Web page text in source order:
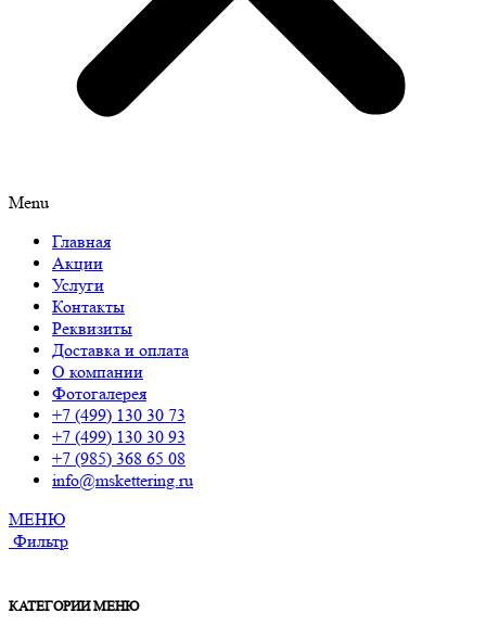
Menu
Главная
Акции
Услуги
Контакты
Реквизиты
Доставка и оплата
О компании
Фотогалерея
+7 (499) 130 30 73
+7 (499) 130 30 93
+7 (985) 368 65 08
info@mskettering.ru
МЕНЮ
Фильтр
КАТЕГОРИИ МЕНЮ